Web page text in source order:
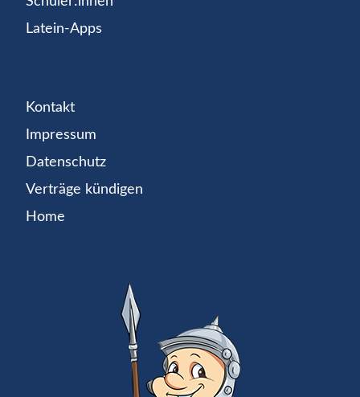
Latein-Apps
Kontakt
Impressum
Datenschutz
Verträge kündigen
Home